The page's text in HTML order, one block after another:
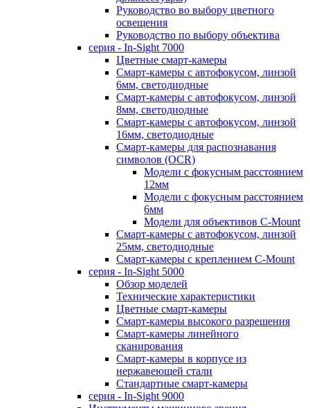
Руководство во выбору цветного
освещения
Руководство по выбору объектива
серия - In-Sight 7000
Цветные смарт-камеры
Смарт-камеры с автофокусом, линзой
6мм, светодиодные
Смарт-камеры с автофокусом, линзой
8мм, светодиодные
Смарт-камеры с автофокусом, линзой
16мм, светодиодные
Смарт-камеры для распознавания
символов (OCR)
Модели с фокусным расстоянием
12мм
Модели с фокусным расстоянием
6мм
Модели для объективов C-Mount
Смарт-камеры с автофокусом, линзой
25мм, светодиодные
Смарт-камеры с креплением C-Mount
серия - In-Sight 5000
Обзор моделей
Технические характеристики
Цветные смарт-камеры
Смарт-камеры высокого разрешения
Смарт-камеры линейного
сканирования
Смарт-камеры в корпусе из
нержавеющей стали
Стандартные смарт-камеры
серия - In-Sight 9000